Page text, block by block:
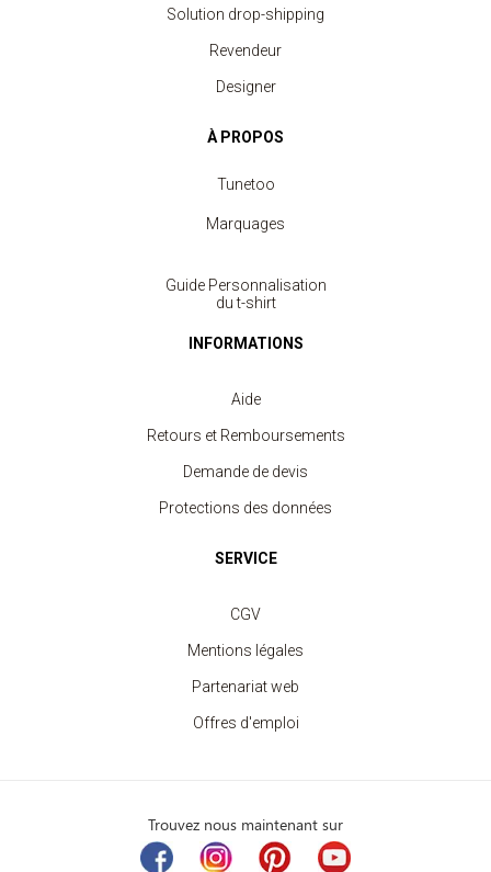
Solution drop-shipping
Revendeur
Designer
À PROPOS
Tunetoo
Marquages
Guide Personnalisation
du t-shirt
INFORMATIONS
Aide
Retours et Remboursements
Demande de devis
Protections des données
SERVICE
CGV
Mentions légales
Partenariat web
Offres d'emploi
Trouvez nous maintenant sur